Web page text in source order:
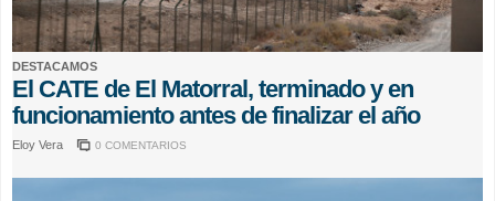
DESTACAMOS
El CATE de El Matorral, terminado y en
funcionamiento antes de finalizar el año
Eloy Vera 0 COMENTARIOS